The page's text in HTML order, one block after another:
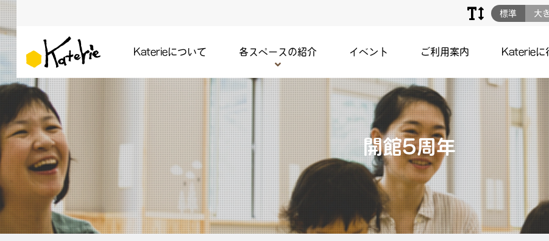
標準 大
Katerieについて 各スペースの紹介 イベント ご利用案内
Katerieに
開館5周年